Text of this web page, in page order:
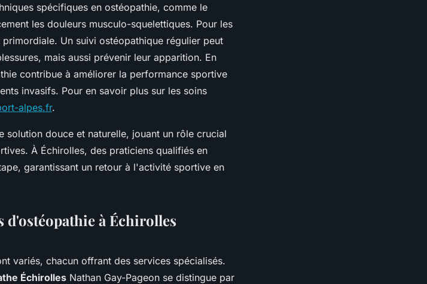
spécifiques en ostéopathie, comme le
les douleurs musculo-squelettiques. Pour les
Un suivi ostéopathique régulier peut
mais aussi prévenir leur apparition. En
contribue à améliorer la performance sportive
invasifs. Pour en savoir plus sur les soins
alpes.fr.
solution douce et naturelle, jouant un rôle crucial
À Échirolles, des praticiens qualifiés en
garantissant un retour à l'activité sportive en
à Échirolles
variés, chacun offrant des services spécialisés.
Échirolles Nathan Gay-Pageon se distingue par